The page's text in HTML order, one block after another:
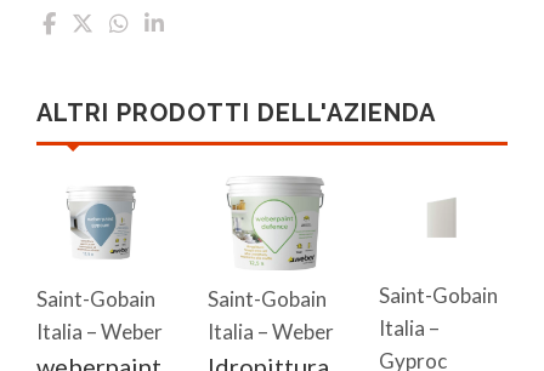
ALTRI PRODOTTI DELL'AZIENDA
Saint-Gobain
Italia – Weber
Saint-Gobain
Italia – Weber
Saint-Gobain
Italia –
Gyproc